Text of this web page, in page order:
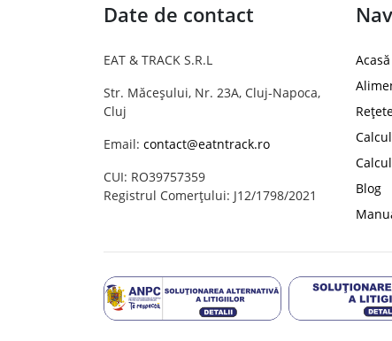
Date de contact
EAT & TRACK S.R.L
Str. Măceșului, Nr. 23A, Cluj-Napoca,
Cluj
Email: contact@eatntrack.ro
CUI: RO39757359
Registrul Comerțului: J12/1798/2021
Acasă
Blog